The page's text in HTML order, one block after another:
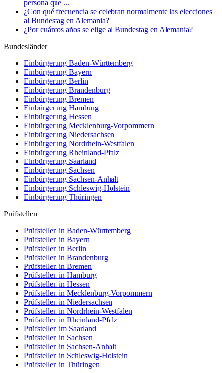
persona que ...
¿Con qué frecuencia se celebran normalmente las elecciones
al Bundestag en Alemania?
¿Por cuántos años se elige al Bundestag en Alemania?
Bundesländer
Einbürgerung Baden-Württemberg
Einbürgerung Bayern
Einbürgerung Berlin
Einbürgerung Brandenburg
Einbürgerung Bremen
Einbürgerung Hamburg
Einbürgerung Hessen
Einbürgerung Mecklenburg-Vorpommern
Einbürgerung Niedersachsen
Einbürgerung Nordrhein-Westfalen
Einbürgerung Rheinland-Pfalz
Einbürgerung Saarland
Einbürgerung Sachsen
Einbürgerung Sachsen-Anhalt
Einbürgerung Schleswig-Holstein
Einbürgerung Thüringen
Prüfstellen
Prüfstellen in Baden-Württemberg
Prüfstellen in Bayern
Prüfstellen in Berlin
Prüfstellen in Brandenburg
Prüfstellen in Bremen
Prüfstellen in Hamburg
Prüfstellen in Hessen
Prüfstellen in Mecklenburg-Vorpommern
Prüfstellen in Niedersachsen
Prüfstellen in Nordrhein-Westfalen
Prüfstellen in Rheinland-Pfalz
Prüfstellen im Saarland
Prüfstellen in Sachsen
Prüfstellen in Sachsen-Anhalt
Prüfstellen in Schleswig-Holstein
Prüfstellen in Thüringen